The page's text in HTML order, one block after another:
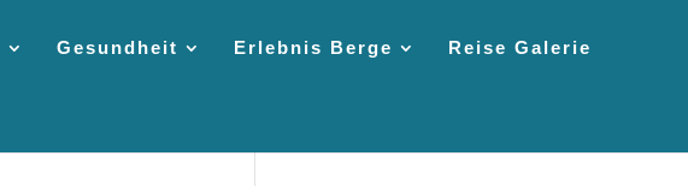
Gesundheit Erlebnis Berge Reise Galerie